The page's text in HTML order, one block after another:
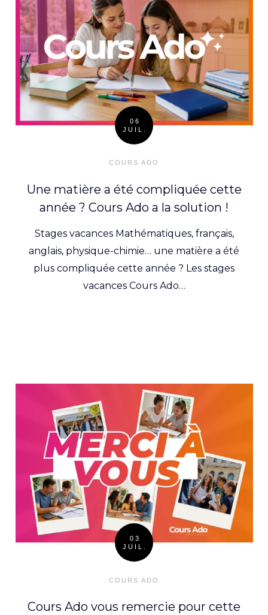
06
JUIL.
COURS ADO
Une matière a été compliquée cette
année ? Cours Ado a la solution !
Stages vacances Mathématiques, français,
anglais, physique-chimie… une matière a été
plus compliquée cette année ? Les stages
vacances Cours Ado…
03
JUIL.
COURS ADO
Cours Ado vous remercie pour cette